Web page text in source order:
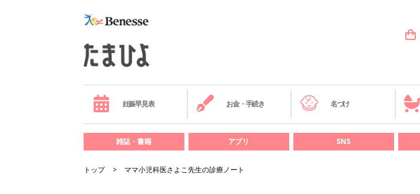
妊娠早見表 お金・手続き 名づけ
雑誌・書籍 アプリ SNS
トップ ママ小児科医さよこ先生の診療ノート